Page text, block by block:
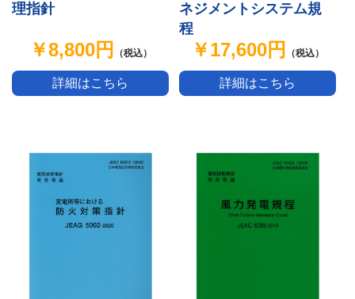
理指針
￥8,800円 （税込）
詳細はこちら
ネジメントシステム規
程
￥17,600円 （税込）
詳細はこちら